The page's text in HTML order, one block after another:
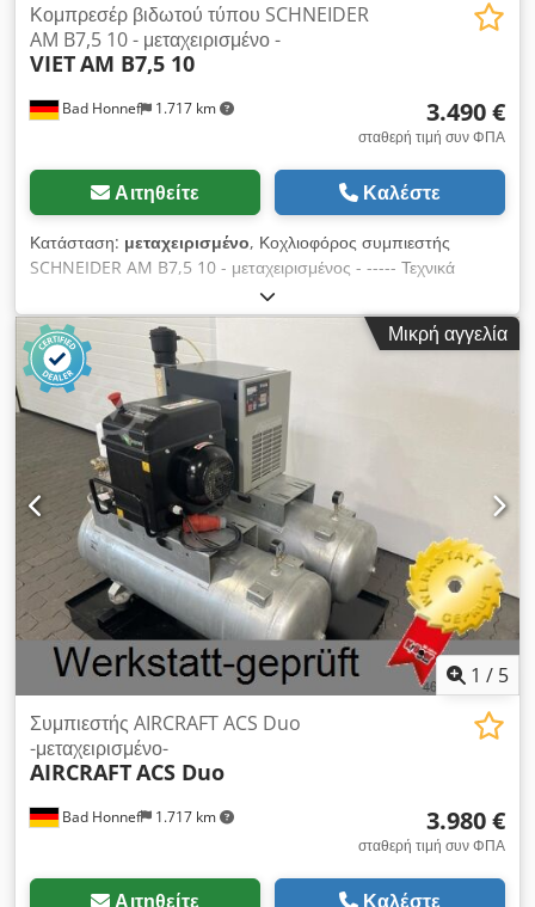
Bad Honnef 1.717 km
Κομπρεσέρ βιδωτού τύπου SCHNEIDER
AM B7,5 10 - μεταχειρισμένο -
VIETAM B7,5 10
3.490 €
σταθερή τιμή συν ΦΠΑ
Αιτηθείτε Καλέστε
Κατάσταση: μεταχειρισμένο, Κοχλιοφόρος συμπιεστής
SCHNEIDER AM B7,5 10 - μεταχειρισμένος - ----- Τεχνικά
στοιχεία ----- Μέγιστη πίεση: 10 bar, Κινητήρας: 7,5 kW,
Παροχή αέρα στα 10 bar: 1.000 l/min, Βάρος: 250 kg, Ώρες
λειτουργίας: 6.922 h, Ώρες φορτίου: 2.083 h, Dcsdsy Dp
Swepfx Amnsk Έτος κατασκευής: 2017
Μικρή αγγελία
1 / 5
Bad Honnef 1.717 km
Συμπιεστής AIRCRAFT ACS Duo
-μεταχειρισμένο-
AIRCRAFTACS Duo
3.980 €
σταθερή τιμή συν ΦΠΑ
Αιτηθείτε Καλέστε